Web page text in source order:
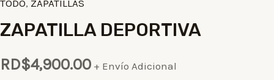
TODO, ZAPATILLAS
ZAPATILLA DEPORTIVA
RD$4,900.00 + Envío Adicional